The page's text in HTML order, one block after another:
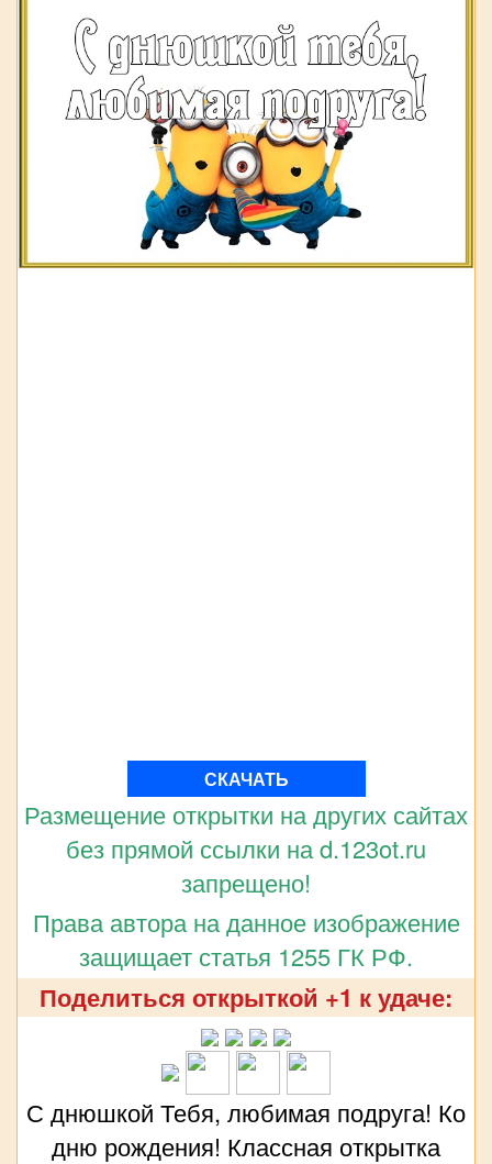
СКАЧАТЬ
Размещение открытки на других сайтах
без прямой ссылки на d.123ot.ru
запрещено!
Права автора на данное изображение
защищает статья 1255 ГК РФ.
Поделиться открыткой +1 к удаче:
С днюшкой Тебя, любимая подруга! Ко
дню рождения! Классная открытка